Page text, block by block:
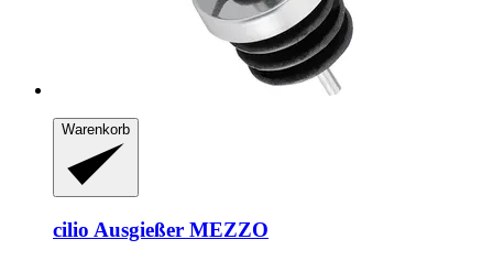
Warenkorb
cilio Ausgießer MEZZO